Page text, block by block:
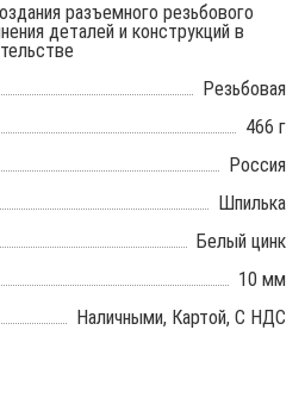
разъемного резьбового
деталей и конструкций в
Резьбовая
466 г
Россия
Шпилька
Белый цинк
10 мм
Наличными, Картой, С НДС